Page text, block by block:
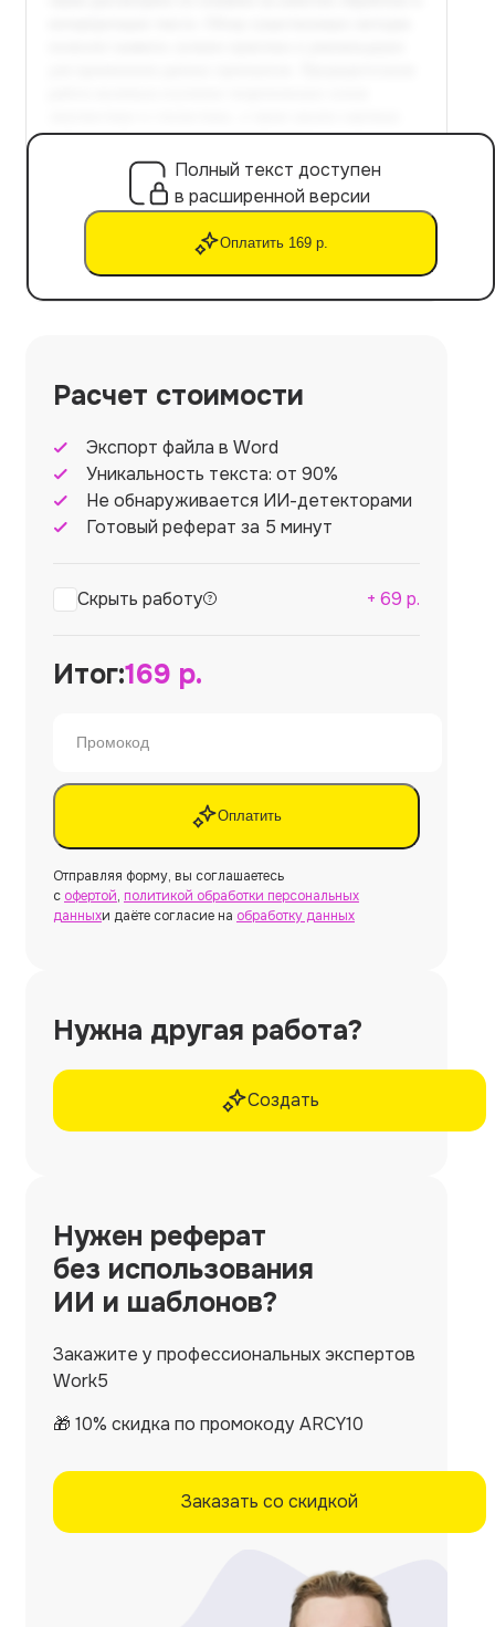
Полный текст доступен
в расширенной версии
Оплатить 169 р.
Расчет стоимости
Экспорт файла в Word
Уникальность текста: от 90%
Не обнаруживается ИИ-детекторами
Готовый реферат за 5 минут
Скрыть работу + 69 р.
Итог:169 р.
Оплатить
Отправляя форму, вы соглашаетесь
с офертой, политикой обработки персональных
данныхи даёте согласие на обработку данных
Нужна другая работа?
Создать
Нужен реферат
без использования
ИИ и шаблонов?
Закажите у профессиональных экспертов
Work5
🎁 10% скидка по промокоду ARCY10
Заказать со скидкой